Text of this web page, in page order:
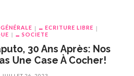
ECRITURE LIBRE
SOCIETE
30 Ans Après: Nos
Une Case À Cocher!